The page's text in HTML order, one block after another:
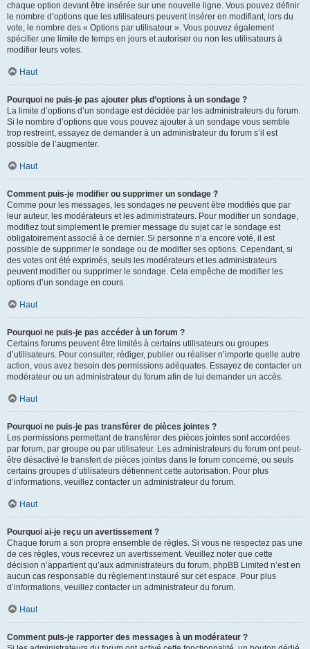
chaque option devant être insérée sur une nouvelle ligne. Vous pouvez définir
le nombre d’options que les utilisateurs peuvent insérer en modifiant, lors du
vote, le nombre des « Options par utilisateur ». Vous pouvez également
spécifier une limite de temps en jours et autoriser ou non les utilisateurs à
modifier leurs votes.
Haut
Pourquoi ne puis-je pas ajouter plus d’options à un sondage ?
La limite d’options d’un sondage est décidée par les administrateurs du forum.
Si le nombre d’options que vous pouvez ajouter à un sondage vous semble
trop restreint, essayez de demander à un administrateur du forum s’il est
possible de l’augmenter.
Haut
Comment puis-je modifier ou supprimer un sondage ?
Comme pour les messages, les sondages ne peuvent être modifiés que par
leur auteur, les modérateurs et les administrateurs. Pour modifier un sondage,
modifiez tout simplement le premier message du sujet car le sondage est
obligatoirement associé à ce dernier. Si personne n’a encore voté, il est
possible de supprimer le sondage ou de modifier ses options. Cependant, si
des votes ont été exprimés, seuls les modérateurs et les administrateurs
peuvent modifier ou supprimer le sondage. Cela empêche de modifier les
options d’un sondage en cours.
Haut
Pourquoi ne puis-je pas accéder à un forum ?
Certains forums peuvent être limités à certains utilisateurs ou groupes
d’utilisateurs. Pour consulter, rédiger, publier ou réaliser n’importe quelle autre
action, vous avez besoin des permissions adéquates. Essayez de contacter un
modérateur ou un administrateur du forum afin de lui demander un accès.
Haut
Pourquoi ne puis-je pas transférer de pièces jointes ?
Les permissions permettant de transférer des pièces jointes sont accordées
par forum, par groupe ou par utilisateur. Les administrateurs du forum ont peut-
être désactivé le transfert de pièces jointes dans le forum concerné, ou seuls
certains groupes d’utilisateurs détiennent cette autorisation. Pour plus
d’informations, veuillez contacter un administrateur du forum.
Haut
Pourquoi ai-je reçu un avertissement ?
Chaque forum a son propre ensemble de règles. Si vous ne respectez pas une
de ces règles, vous recevrez un avertissement. Veuillez noter que cette
décision n’appartient qu’aux administrateurs du forum, phpBB Limited n’est en
aucun cas responsable du règlement instauré sur cet espace. Pour plus
d’informations, veuillez contacter un administrateur du forum.
Haut
Comment puis-je rapporter des messages à un modérateur ?